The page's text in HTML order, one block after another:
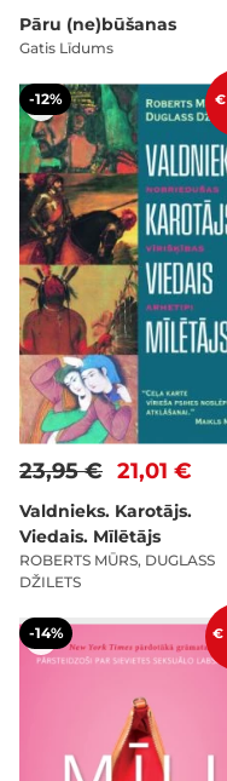
Pāru (ne)būšanas
Gatis Līdums
-12% €
21,01 €
23,95 €
Valdnieks. Karotājs.
Viedais. Mīlētājs
ROBERTS MŪRS, DUGLASS
DŽILETS
-14% €